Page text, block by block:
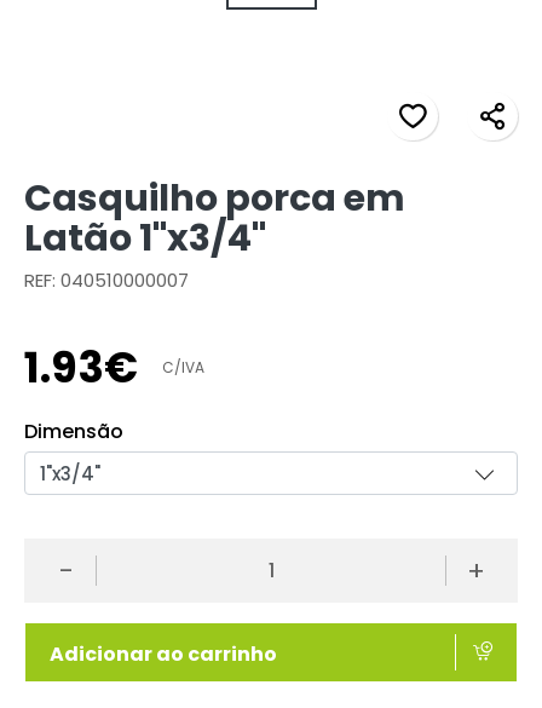
Casquilho porca em
Latão 1"x3/4"
REF: 040510000007
1.93€ C/IVA
Dimensão
- +
Adicionar ao carrinho